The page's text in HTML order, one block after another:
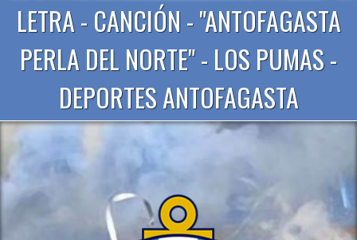
LETRA - CANCIÓN - "ANTOFAGASTA
PERLA DEL NORTE" - LOS PUMAS -
DEPORTES ANTOFAGASTA